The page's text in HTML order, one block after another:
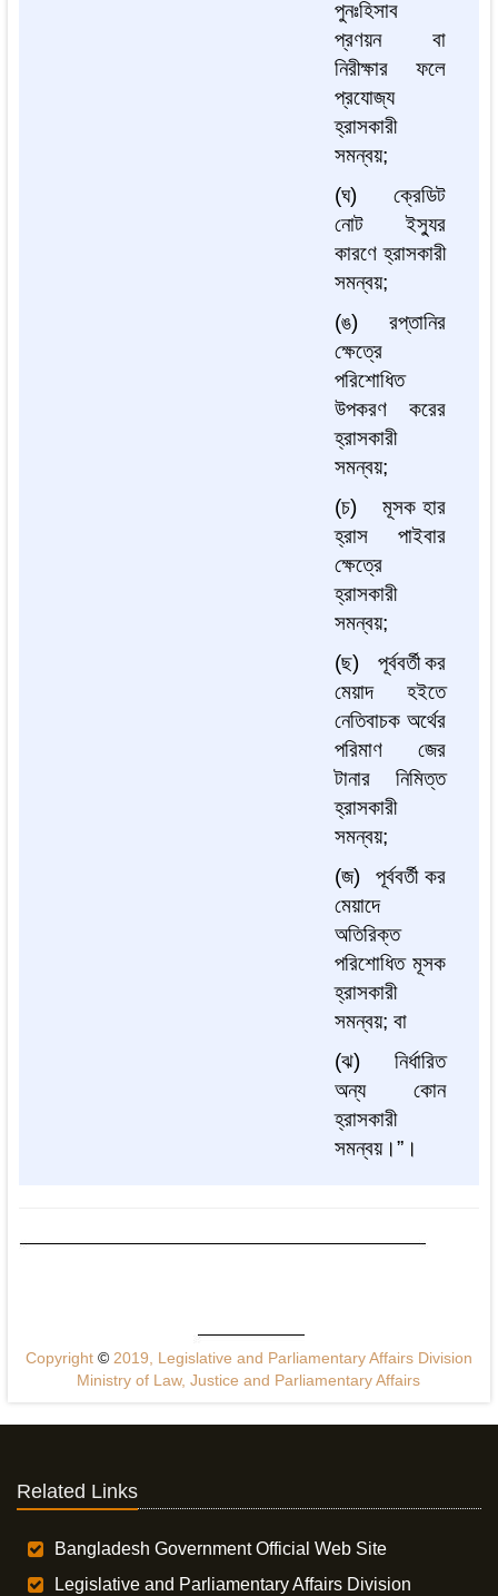
পুনঃহিসাব
প্রণয়ন
বা
নিরীক্ষার
ফলে
প্রযোজ্য
হ্রাসকারী
সমন্বয়;
(ঘ)ক্রেডিট
নোট
ইস্যুর
কারণে হ্রাসকারী
সমন্বয়;
(ঙ)রপ্তানির
ক্ষেত্রে
পরিশোধিত
উপকরণ
করের
হ্রাসকারী
সমন্বয়;
(চ) মূসক হার
হ্রাস
পাইবার
ক্ষেত্রে
হ্রাসকারী
সমন্বয়;
(ছ) পূর্ববর্তী কর
মেয়াদ
হইতে
নেতিবাচক অর্থের
পরিমাণ
জের
টানার
নিমিত্ত
হ্রাসকারী
সমন্বয়;
(জ)পূর্ববর্তী কর
মেয়াদে
অতিরিক্ত
পরিশোধিত মূসক
হ্রাসকারী
সমন্বয়;বা
(ঝ)নির্ধারিত
অন্য
কোন
হ্রাসকারী
সমন্বয়।” ।
Copyright ©2019, Legislative and Parliamentary Affairs Division
Ministry of Law, Justice and Parliamentary Affairs
Related Links
Bangladesh Government Official Web Site
Legislative and Parliamentary Affairs Division